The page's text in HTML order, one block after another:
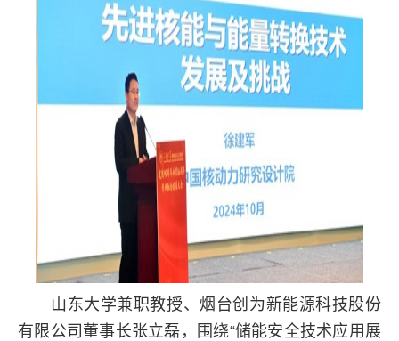
山东大学兼职教授、烟台创为新能源科技股份
有限公司董事长张立磊，围绕“储能安全技术应用展